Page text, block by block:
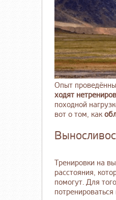
Опыт
ходят
походной
вот о том, как
Тренировки на
расстояния,
помогут. Для